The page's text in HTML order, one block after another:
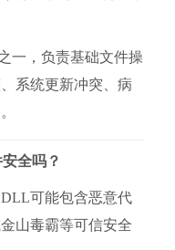
一，负责基础文件操
系统更新冲突、病
全吗？
可能包含恶意代
山毒霸等可信安全